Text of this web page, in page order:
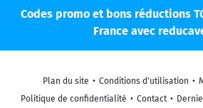
Codes promo et bons réductions
France avec
Plan du site • Conditions d'utilisation •
Politique de confidentialité • Contact •